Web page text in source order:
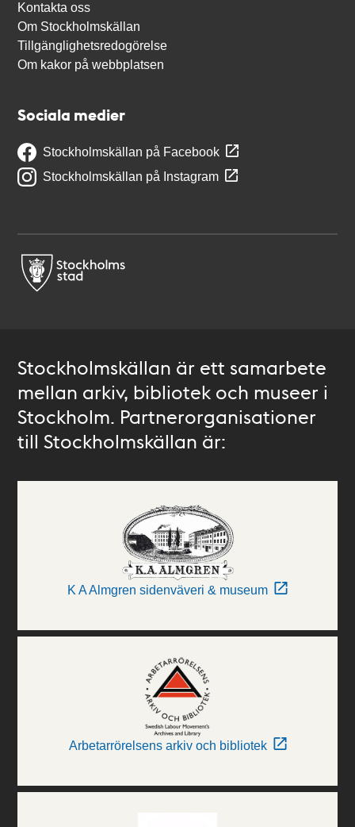
Kontakta oss
Om Stockholmskällan
Tillgänglighetsredogörelse
Om kakor på webbplatsen
Sociala medier
Stockholmskällan på Facebook
Stockholmskällan på Instagram
Stockholmskällan är ett samarbete
mellan arkiv, bibliotek och museer i
Stockholm. Partnerorganisationer
till Stockholmskällan är:
K A Almgren sidenväveri & museum
Arbetarrörelsens arkiv och bibliotek